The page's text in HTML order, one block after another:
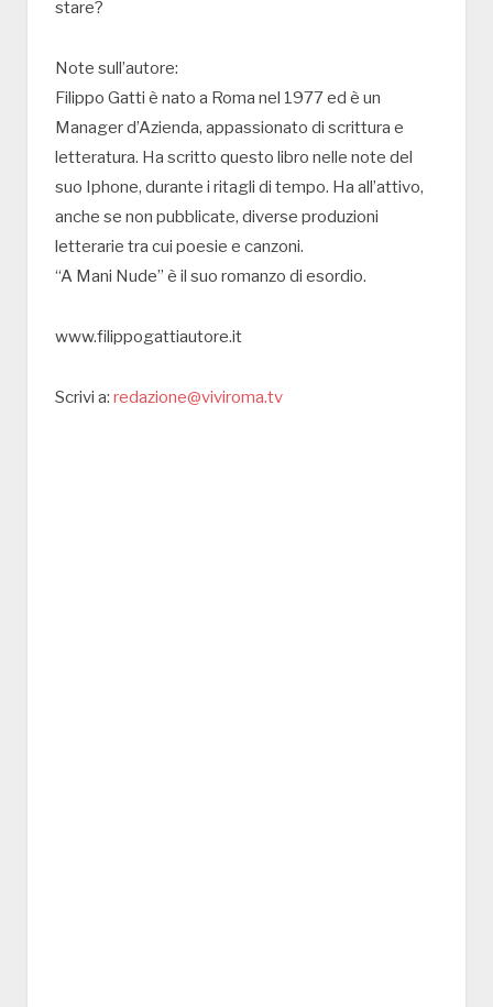
stare?
Note sull’autore:
Filippo Gatti è nato a Roma nel 1977 ed è un
Manager d’Azienda, appassionato di scrittura e
letteratura. Ha scritto questo libro nelle note del
suo Iphone, durante i ritagli di tempo. Ha all’attivo,
anche se non pubblicate, diverse produzioni
letterarie tra cui poesie e canzoni.
“A Mani Nude” è il suo romanzo di esordio.
www.filippogattiautore.it
Scrivi a: redazione@viviroma.tv